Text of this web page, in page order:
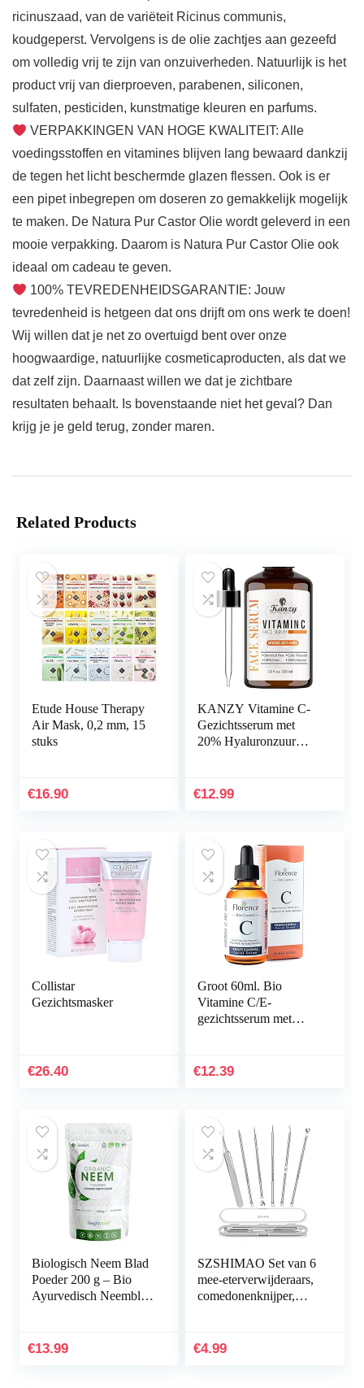
ricinuszaad, van de variëteit Ricinus communis,
koudgeperst. Vervolgens is de olie zachtjes aan gezeefd
om volledig vrij te zijn van onzuiverheden. Natuurlijk is het
product vrij van dierproeven, parabenen, siliconen,
sulfaten, pesticiden, kunstmatige kleuren en parfums.
VERPAKKINGEN VAN HOGE KWALITEIT: Alle
voedingsstoffen en vitamines blijven lang bewaard dankzij
de tegen het licht beschermde glazen flessen. Ook is er
een pipet inbegrepen om doseren zo gemakkelijk mogelijk
te maken. De Natura Pur Castor Olie wordt geleverd in een
mooie verpakking. Daarom is Natura Pur Castor Olie ook
ideaal om cadeau te geven.
100% TEVREDENHEIDSGARANTIE: Jouw
tevredenheid is hetgeen dat ons drijft om ons werk te doen!
Wij willen dat je net zo overtuigd bent over onze
hoogwaardige, natuurlijke cosmeticaproducten, als dat we
dat zelf zijn. Daarnaast willen we dat je zichtbare
resultaten behaalt. Is bovenstaande niet het geval? Dan
krijg je je geld terug, zonder maren.
Related Products
Etude House Therapy
Air Mask, 0,2 mm, 15
stuks
€16.90
KANZY Vitamine C-
Gezichtsserum met
20% Hyaluronzuur
Donkere Kringen en
€12.99
Collistar
Gezichtsmasker
€26.40
Groot 60ml. Bio
Vitamine C/E-
gezichtsserum met
Gezichtsserum met…
€12.39
Biologisch Neem Blad
Poeder 200 g – Bio
Ayurvedisch Neemblad
vegan en…
€13.99
SZSHIMAO Set van 6
mee-eterverwijderaars,
comedonenknijper,
whiteheads voor…
€4.99